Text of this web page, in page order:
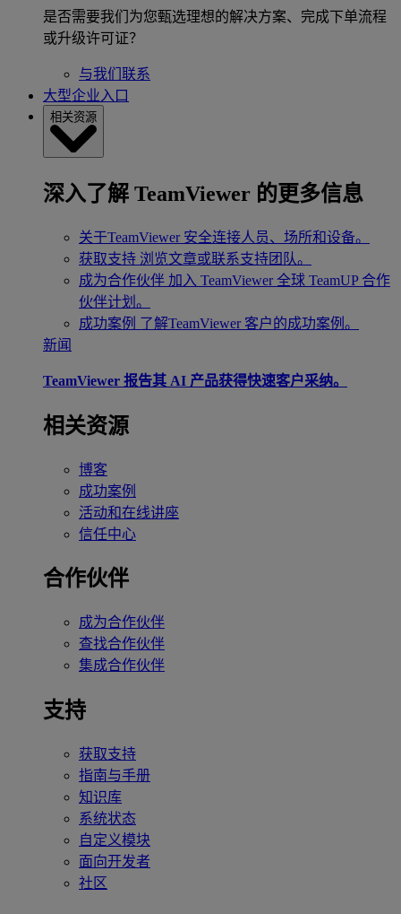
是否需要我们为您甄选理想的解决方案、完成下单流程
或升级许可证？
与我们联系
大型企业入口
相关资源
深入了解 TeamViewer 的更多信息
关于TeamViewer 安全连接人员、场所和设备。
获取支持 浏览文章或联系支持团队。
成为合作伙伴 加入 TeamViewer 全球 TeamUP 合作
伙伴计划。
成功案例 了解TeamViewer 客户的成功案例。
新闻
TeamViewer 报告其 AI 产品获得快速客户采纳。
相关资源
博客
成功案例
活动和在线讲座
信任中心
合作伙伴
成为合作伙伴
查找合作伙伴
集成合作伙伴
支持
获取支持
指南与手册
知识库
系统状态
自定义模块
面向开发者
社区